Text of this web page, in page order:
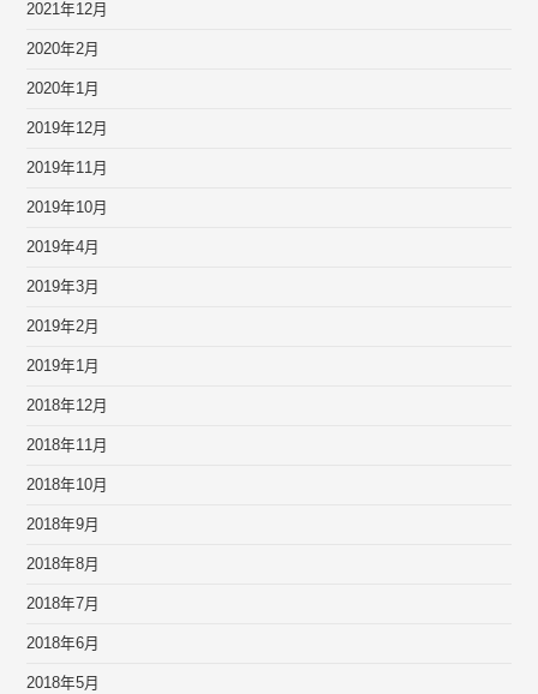
2021年12月
2020年2月
2020年1月
2019年12月
2019年11月
2019年10月
2019年4月
2019年3月
2019年2月
2019年1月
2018年12月
2018年11月
2018年10月
2018年9月
2018年8月
2018年7月
2018年6月
2018年5月